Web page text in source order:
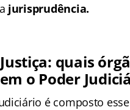
jurisprudência.
quais
o Poder
é composto